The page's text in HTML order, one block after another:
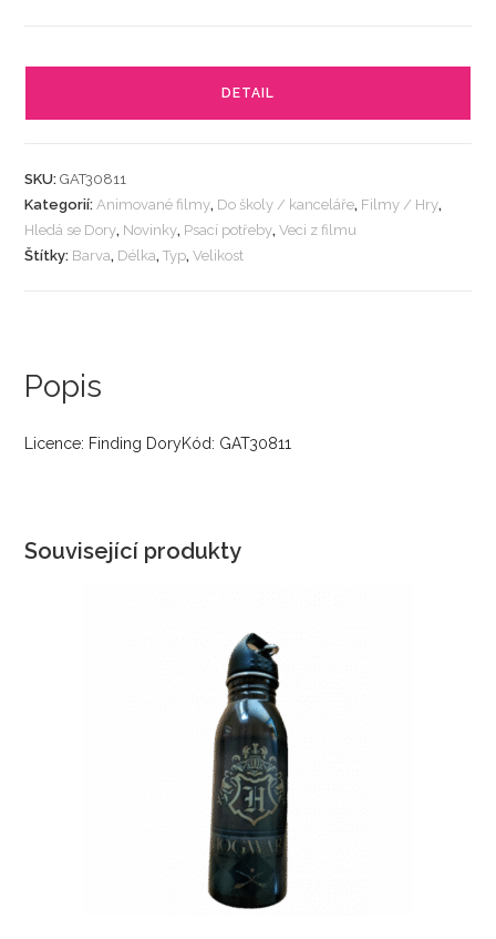
DETAIL
SKU:GAT30811
Kategorií:Animované filmy, Do školy / kanceláře, Filmy / Hry,
Hledá se Dory, Novinky, Psací potřeby,Veci z filmu
Štítky: Barva, Délka,Typ,Velikost
Popis
Licence: Finding DoryKód: GAT30811
Související produkty